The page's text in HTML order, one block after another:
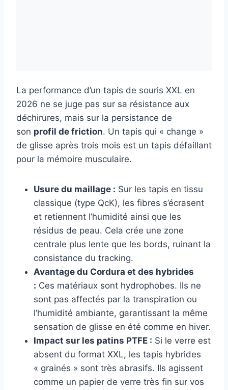
La performance d’un tapis de souris XXL en
2026 ne se juge pas sur sa résistance aux
déchirures, mais sur la persistance de
son profil de friction. Un tapis qui « change »
de glisse après trois mois est un tapis défaillant
pour la mémoire musculaire.
Usure du maillage : Sur les tapis en tissu
classique (type QcK), les fibres s’écrasent
et retiennent l’humidité ainsi que les
résidus de peau. Cela crée une zone
centrale plus lente que les bords, ruinant la
consistance du tracking.
Avantage du Cordura et des hybrides
: Ces matériaux sont hydrophobes. Ils ne
sont pas affectés par la transpiration ou
l’humidité ambiante, garantissant la même
sensation de glisse en été comme en hiver.
Impact sur les patins PTFE : Si le verre est
absent du format XXL, les tapis hybrides
« grainés » sont très abrasifs. Ils agissent
comme un papier de verre très fin sur vos